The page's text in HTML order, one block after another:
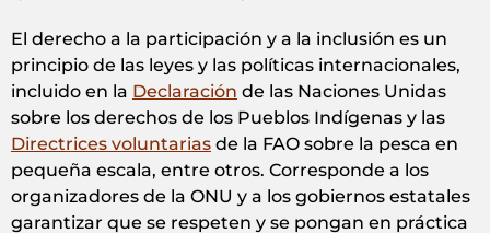
El derecho a la participación y a la inclusión es un
principio de las leyes y las políticas internacionales,
incluido en la Declaración de las Naciones Unidas
sobre los derechos de los Pueblos Indígenas y las
Directrices voluntarias de la FAO sobre la pesca en
pequeña escala, entre otros. Corresponde a los
organizadores de la ONU y a los gobiernos estatales
garantizar que se respeten y se pongan en práctica